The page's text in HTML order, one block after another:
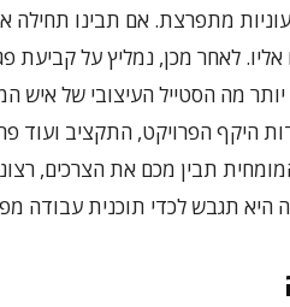
מתפרצת. אם תבינו תחילה
לאחר מכן, נמליץ על קביעת
מה הסטייל העיצובי של איש
היקף הפרויקט, התקציב ועוד
תבין מכם את הצרכים,
היא תגבש לכדי תוכנית עבודה